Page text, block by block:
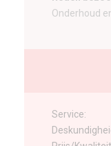
Onderhoud
Service: